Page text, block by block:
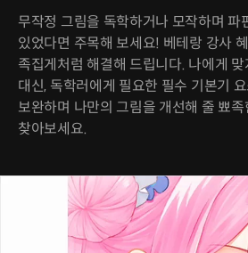
무작정 그림을 독학하거나 모작하며 파
있었다면 주목해 보세요! 베테랑 강사
족집게처럼 해결해 드립니다. 나에게
대신, 독학러에게 필요한 필수 기본기
보완하며 나만의 그림을 개선해 줄 뾰
찾아보세요.